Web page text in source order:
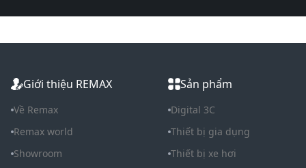
Giới thiệu REMAX
Về Remax
Remax world
Showroom
Sản phẩm
Digital 3C
Thiết bị gia dụng
Thiết bị xe hơi